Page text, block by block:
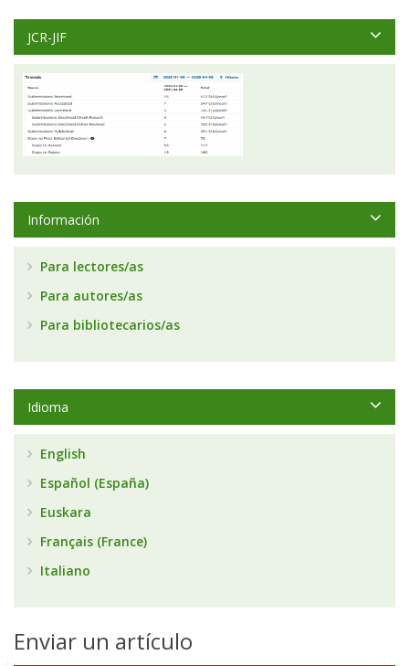
JCR-JIF
Información
Para lectores/as
Para autores/as
Para bibliotecarios/as
Idioma
English
Español (España)
Euskara
Français (France)
Italiano
Enviar un artículo